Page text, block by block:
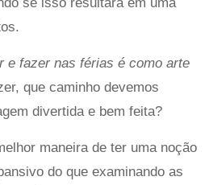
se isso resultará em uma
e fazer nas férias é como arte
que caminho devemos
divertida e bem feita?
maneira de ter uma noção
do que examinando as